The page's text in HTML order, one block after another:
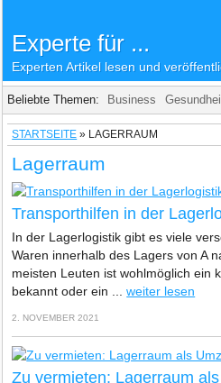
Experte für ...
Experten Artikel lesen und
Beliebte Themen: Business
STARTSEITE » LAGERRAUM
Lagerraum
Transporthilfen in der
In der Lagerlogistik gibt es viele
Waren innerhalb des Lagers von A
meisten Leuten ist wohlmöglich ein
bekannt oder ein ...weiter lesen
2. NOVEMBER 2021
Zu vermieten: Lagerraum